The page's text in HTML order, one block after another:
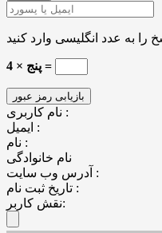
پنج × 4 =
نام کاربری :
ایمیل :
نام :
نام خانوادگی
آدرس وب سایت :
تاریخ ثبت نام :
نقش کاربر: